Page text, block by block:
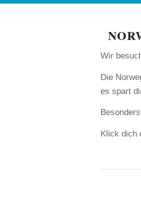
Wir
Die
es spart
Klick dich